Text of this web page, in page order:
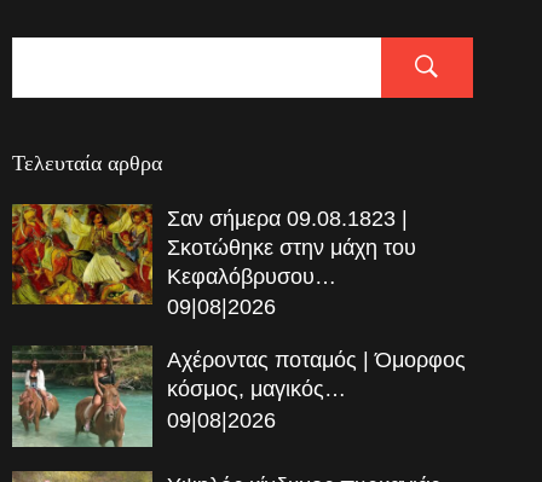
Τελευταία αρθρα
Σαν σήμερα 09.08.1823 |
Σκοτώθηκε στην μάχη του
Κεφαλόβρυσου…
09|08|2026
Αχέροντας ποταμός | Όμορφος
κόσμος, μαγικός…
09|08|2026